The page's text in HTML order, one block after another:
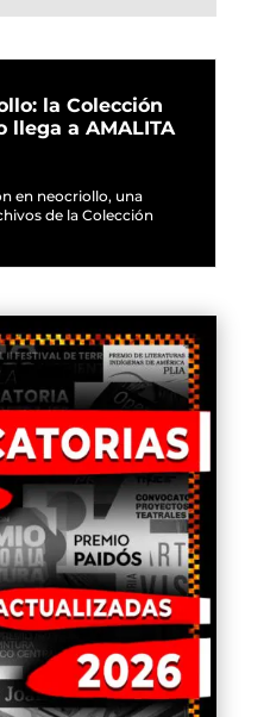
la Colección
llega a AMALITA
en neocriollo, una
de la Colección